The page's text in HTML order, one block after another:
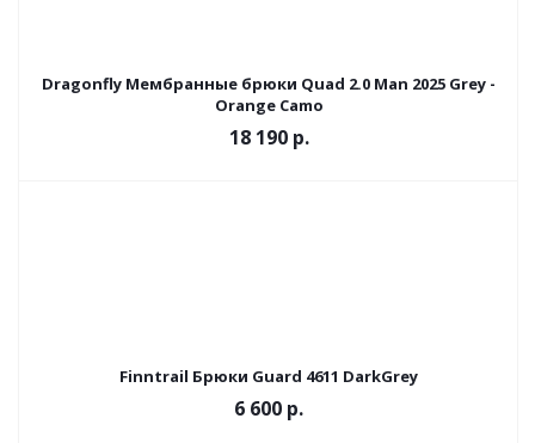
Dragonfly Мембранные брюки Quad 2.0 Man 2025 Grey -
Orange Camo
18 190 р.
Finntrail Брюки Guard 4611 DarkGrey
6 600 р.